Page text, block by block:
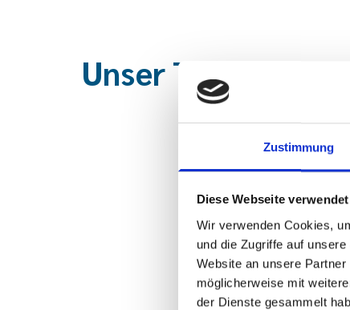
Zustimmung
Diese Webseite
Wir verwenden Cookies,
und die Zugriffe auf
Website an unsere
möglicherweise mit
der Dienste gesammelt
Unser Team in